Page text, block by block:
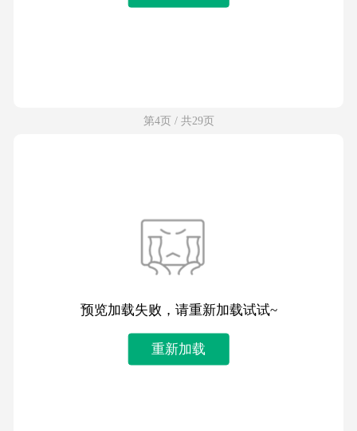
第4页 / 共29页
预览加载失败，请重新加载试试~
重新加载